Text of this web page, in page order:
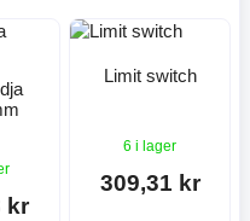
kr
Limit switch
6 i lager
309,31 kr